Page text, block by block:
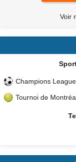
Voir
Champions
Tournoi de